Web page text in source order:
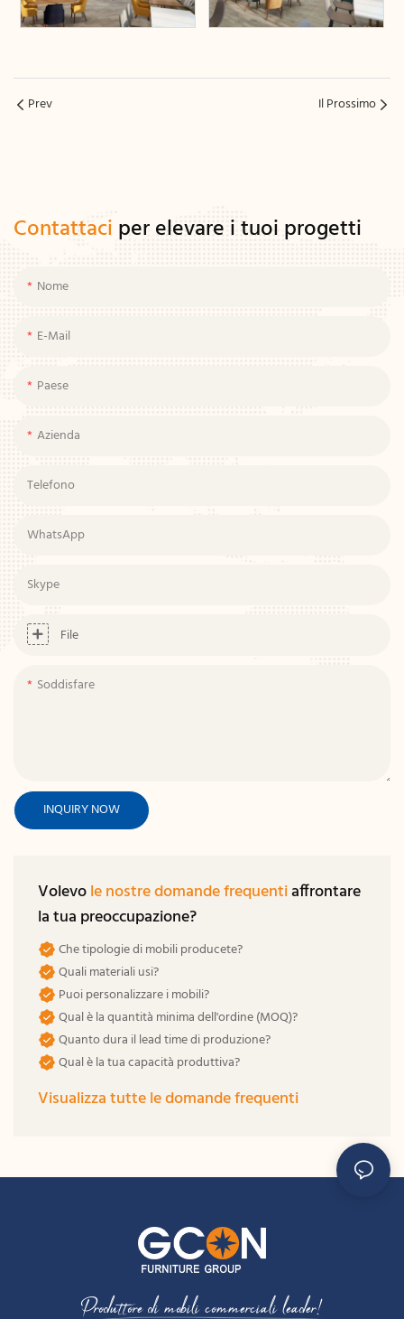
Prev Il Prossimo
Contattaci per elevare i tuoi progetti
Nome
E-Mail
Paese
Azienda
Telefono
WhatsApp
Skype
File
Soddisfare
INQUIRY NOW
Volevole nostre domande frequentiaffrontare
la tua preoccupazione?
Che tipologie di mobili producete?
Quali materiali usi?
Puoi personalizzare i mobili?
Qual è la quantità minima dell'ordine (MOQ)?
Quanto dura il lead time di produzione?
Qual è la tua capacità produttiva?
Visualizza tutte le domande frequenti
Produttore di mobili commerciali leader!